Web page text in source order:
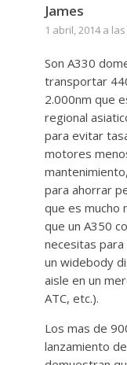
James
1 abril, 2014 a las
Son A330
transportar
2.000nm que
regional
para evitar
motores
para ahorrar
que es mucho
que un A350
necesitas
un widebody
aisle en un
ATC, etc.).
Los mas de
lanzamiento